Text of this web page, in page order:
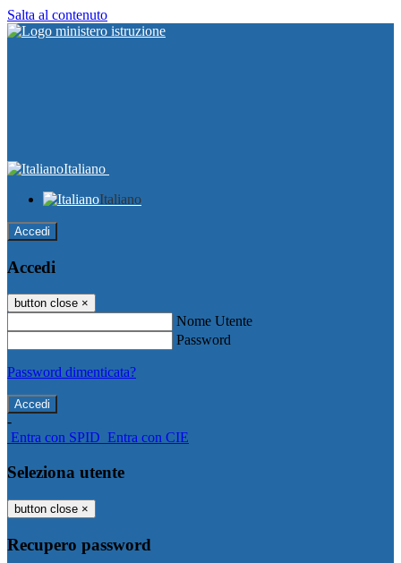
Salta al contenuto
Italiano
Italiano
Accedi
Accedi
button close ×
Nome Utente
Password
Password dimenticata?
-
Entra con SPID Entra con CIE
Seleziona utente
button close ×
Recupero password